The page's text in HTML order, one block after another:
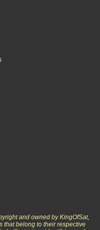
and owned by KingOfSat,
that belong to their respective